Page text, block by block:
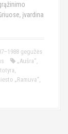
įvardina
gegužės
„Aušra“,
,
„Ramuva“,